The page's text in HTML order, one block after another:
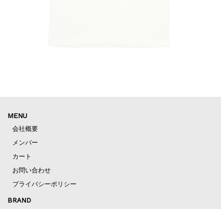
MENU
会社概要
メンバー
カート
お問い合わせ
プライバシーポリシー
BRAND